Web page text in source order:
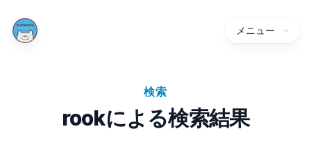
メニュー
検索
rookによる検索結果